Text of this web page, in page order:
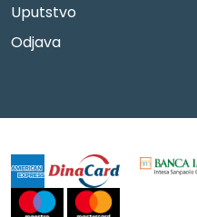
Uputstvo
Odjava